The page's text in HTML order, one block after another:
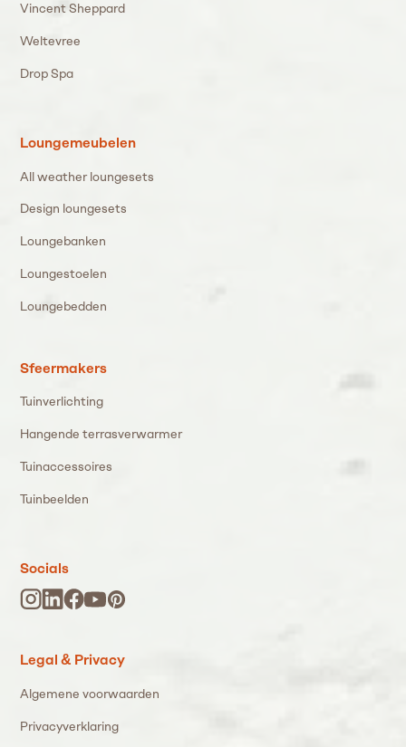
Vincent Sheppard
Weltevree
Drop Spa
Loungemeubelen
All weather loungesets
Design loungesets
Loungebanken
Loungestoelen
Loungebedden
Sfeermakers
Tuinverlichting
Hangende terrasverwarmer
Tuinaccessoires
Tuinbeelden
Socials
Legal & Privacy
Algemene voorwaarden
Privacyverklaring